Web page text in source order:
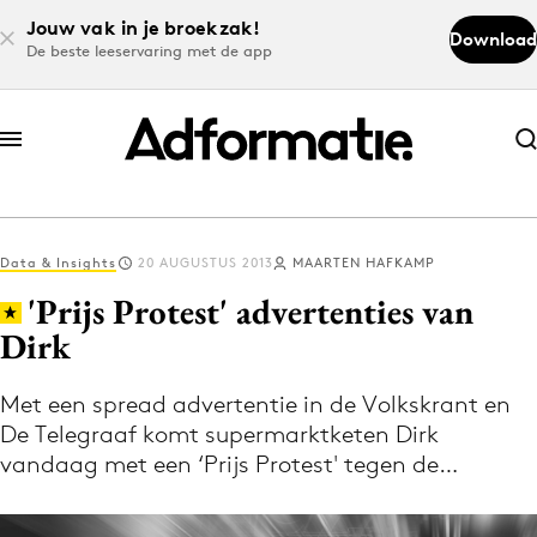
Jouw vak in je broekzak!
De beste leeservaring met de app
Download
Abonneer nu
Abonneer nu
Log in
Volg het laatste nieuws via de Adformatie
Nieuws app
Data & Insights 20 AUGUSTUS 2013 MAARTEN HAFKAMP
'Prijs Protest' advertenties van
Dirk
Met een spread advertentie in de Volkskrant en
De Telegraaf komt supermarktketen Dirk
vandaag met een ‘Prijs Protest' tegen de…